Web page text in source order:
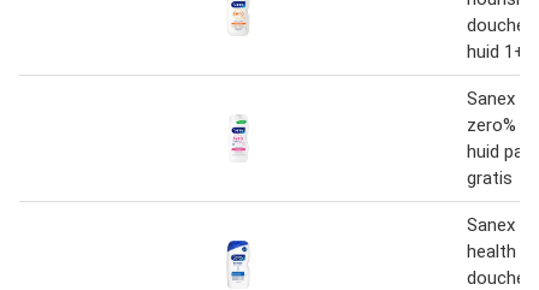
huid
Sanex
zero%
huid
gratis
Sanex
health